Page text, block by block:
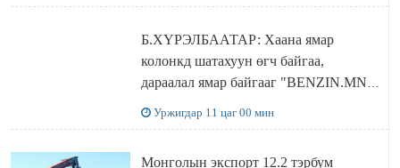
Б.ХҮРЭЛБААТАР: Хаана ямар
колонкд шатахуун өгч байгаа,
дараалал ямар байгааг "BENZIN.MN”
Уржигдар 11 цаг 00 мин
Монголын экспорт 12.2 тэрбум